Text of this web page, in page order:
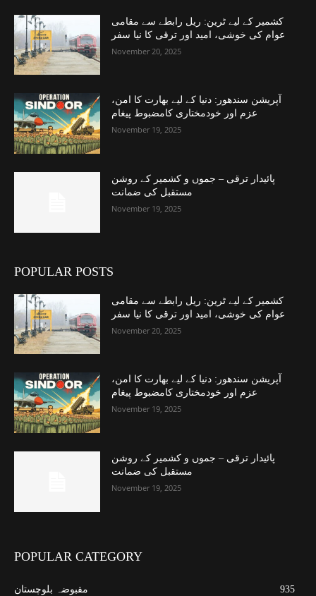
کشمیر کے لیے ٹرین: ریل رابطے سے مقامی
عوام کی خوشی، امید اور ترقی کا نیا سفر
November 20, 2025
آپریشن سندھور: دنیا کے لیے بھارت کا امن،
عزم اور خودمختاری کامضبوط پیغام
November 19, 2025
پائیدار ترقی – جموں و کشمیر کے روشن
مستقبل کی ضمانت
November 19, 2025
POPULAR POSTS
کشمیر کے لیے ٹرین: ریل رابطے سے مقامی
عوام کی خوشی، امید اور ترقی کا نیا سفر
November 20, 2025
آپریشن سندھور: دنیا کے لیے بھارت کا امن،
عزم اور خودمختاری کامضبوط پیغام
November 19, 2025
پائیدار ترقی – جموں و کشمیر کے روشن
مستقبل کی ضمانت
November 19, 2025
POPULAR CATEGORY
مقبوضہ بلوچستان
935